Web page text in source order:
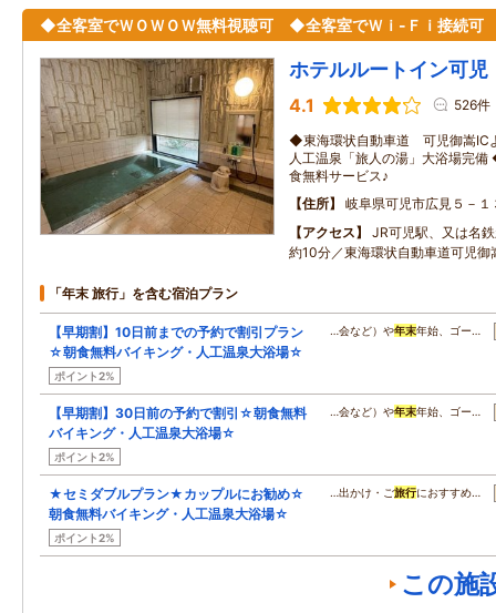
◆全客室でＷＯＷＯＷ無料視聴可 ◆全客室でＷｉ-Ｆｉ接続可
ホテルルートイン可児
4.1 526件
◆東海環状自動車道 可児御嵩
人工温泉「旅人の湯」大浴場完
食無料サービス♪
住所
岐阜県可児市広見５－１
アクセス
JR可児駅、又は名
約10分／東海環状自動車道可児御
「年末 旅行」を含む宿泊プラン
【早期割】10日前までの予約で割引プラン
☆朝食無料バイキング・人工温泉大浴場☆
ポイント2%
…会など）や年末年始、ゴー…
【早期割】30日前の予約で割引☆朝食無料
バイキング・人工温泉大浴場☆
ポイント2%
…会など）や年末年始、ゴー…
★セミダブルプラン★カップルにお勧め☆
朝食無料バイキング・人工温泉大浴場☆
ポイント2%
…出かけ・ご旅行におすすめ…
この施